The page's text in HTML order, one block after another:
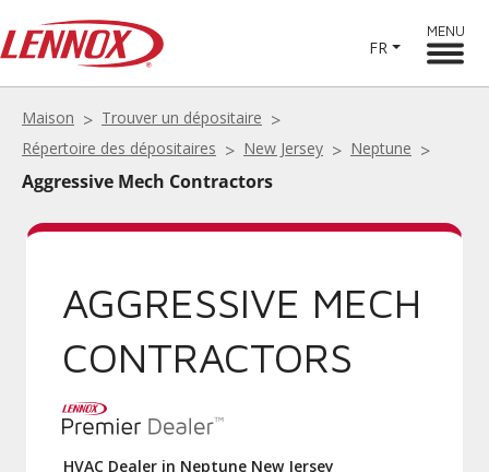
FR
MENU
Maison
Trouver un dépositaire
Répertoire des dépositaires
New Jersey Neptune
Aggressive Mech Contractors
AGGRESSIVE MECH
CONTRACTORS
HVAC Dealer in Neptune New Jersey